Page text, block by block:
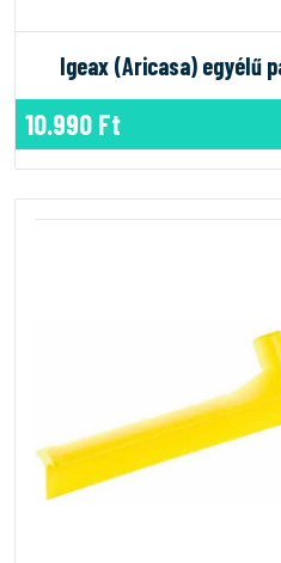
Igeax (Aricasa) egyélű
10.990 Ft